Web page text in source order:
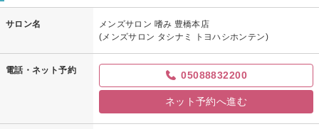
サロン名
メンズサロン 嗜み 豊橋本店
(メンズサロン タシナミ トヨハシホンテン)
電話・ネット予約 05088832200
ネット予約へ進む